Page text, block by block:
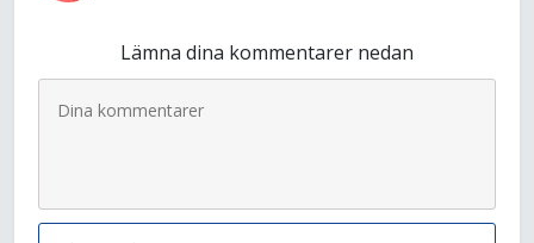
Lämna dina kommentarer nedan